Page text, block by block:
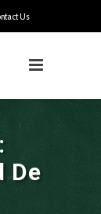
Us
De